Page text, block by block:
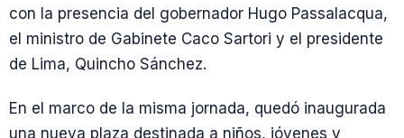
con la presencia del gobernador Hugo Passalacqua,
el ministro de Gabinete Caco Sartori y el presidente
de Lima, Quincho Sánchez.
En el marco de la misma jornada, quedó inaugurada
una nueva plaza destinada a niños, jóvenes y